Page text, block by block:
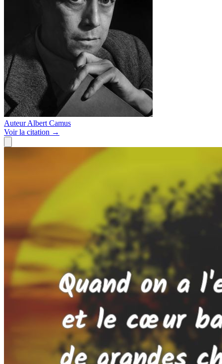
Auteur Albert Camus
Voirla citation →